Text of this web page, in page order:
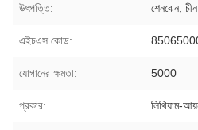
উৎপত্তি: শেনঝেন, চীন
এইচএস কোড:
যোগানের ক্ষমতা: 5000
প্রকার: লিথিয়াম-